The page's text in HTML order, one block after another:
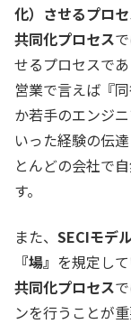
化）させるプロ
共同化プロセスで
せるプロセスであ
営業で言えば『
か若手のエンジ
いった経験の伝
とんどの会社で
す。
また、 SECIモデル
『場』 を規定して
共同化プロセス
ンを行うことが